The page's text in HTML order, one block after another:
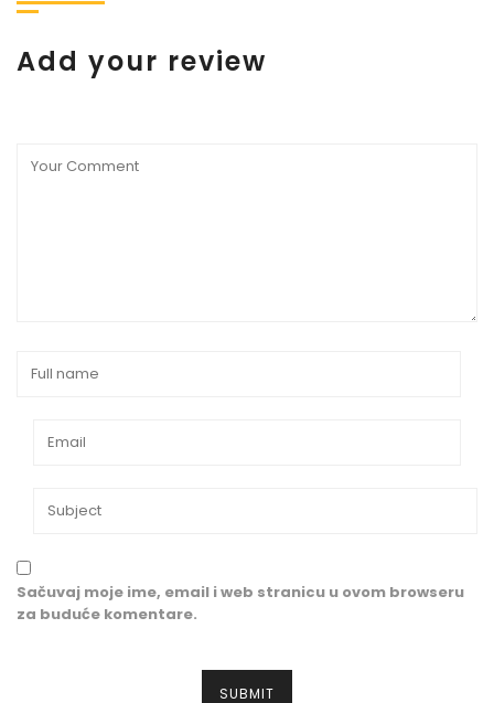
Add your review
Sačuvaj moje ime, email i web stranicu u ovom browseru
za buduće komentare.